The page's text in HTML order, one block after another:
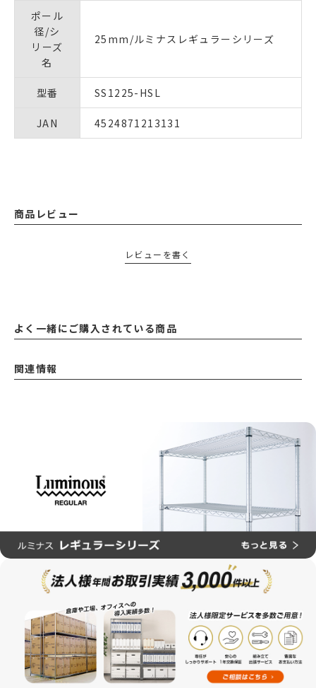
ポール
径/シ
リーズ
名
25mm/ルミナスレギュラーシリーズ
型番 SS1225-HSL
JAN 4524871213131
商品レビュー
レビューを書く
よく一緒にご購入されている商品
関連情報